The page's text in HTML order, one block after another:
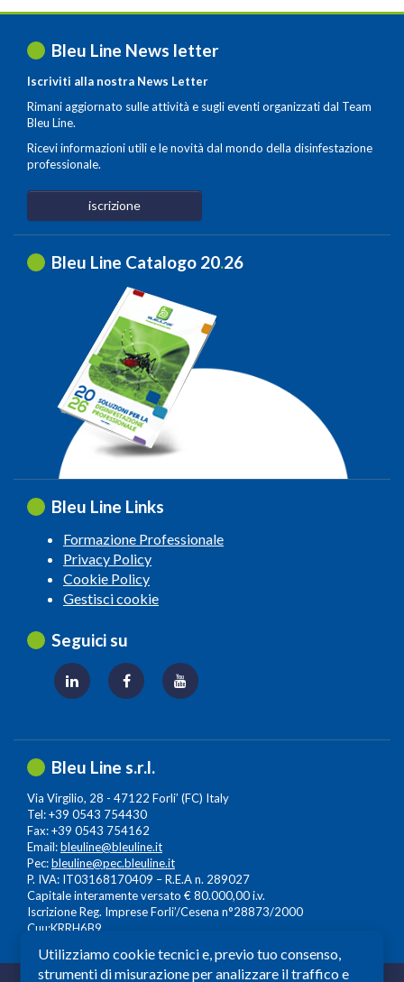
Bleu Line News letter
Iscriviti alla nostra News Letter
Rimani aggiornato sulle attività e sugli eventi organizzati dal Team
Bleu Line.
Ricevi informazioni utili e le novità dal mondo della disinfestazione
professionale.
iscrizione
Bleu Line Catalogo 20.26
Bleu Line Links
Formazione Professionale
Privacy Policy
Cookie Policy
Gestisci cookie
Seguici su
Bleu Line s.r.l.
Via Virgilio, 28 - 47122 Forli’ (FC) Italy
Tel: +39 0543 754430
Fax: +39 0543 754162
Email:bleuline@bleuline.it
Pec:bleuline@pec.bleuline.it
P. IVA: IT03168170409 – R.E.A n. 289027
Capitale interamente versato € 80.000,00 i.v.
Iscrizione Reg. Imprese Forli’/Cesena n°28873/2000
Cuu:KRRH6B9
Utilizziamo cookie tecnici e, previo tuo consenso,
strumenti di misurazione per analizzare il traffico e